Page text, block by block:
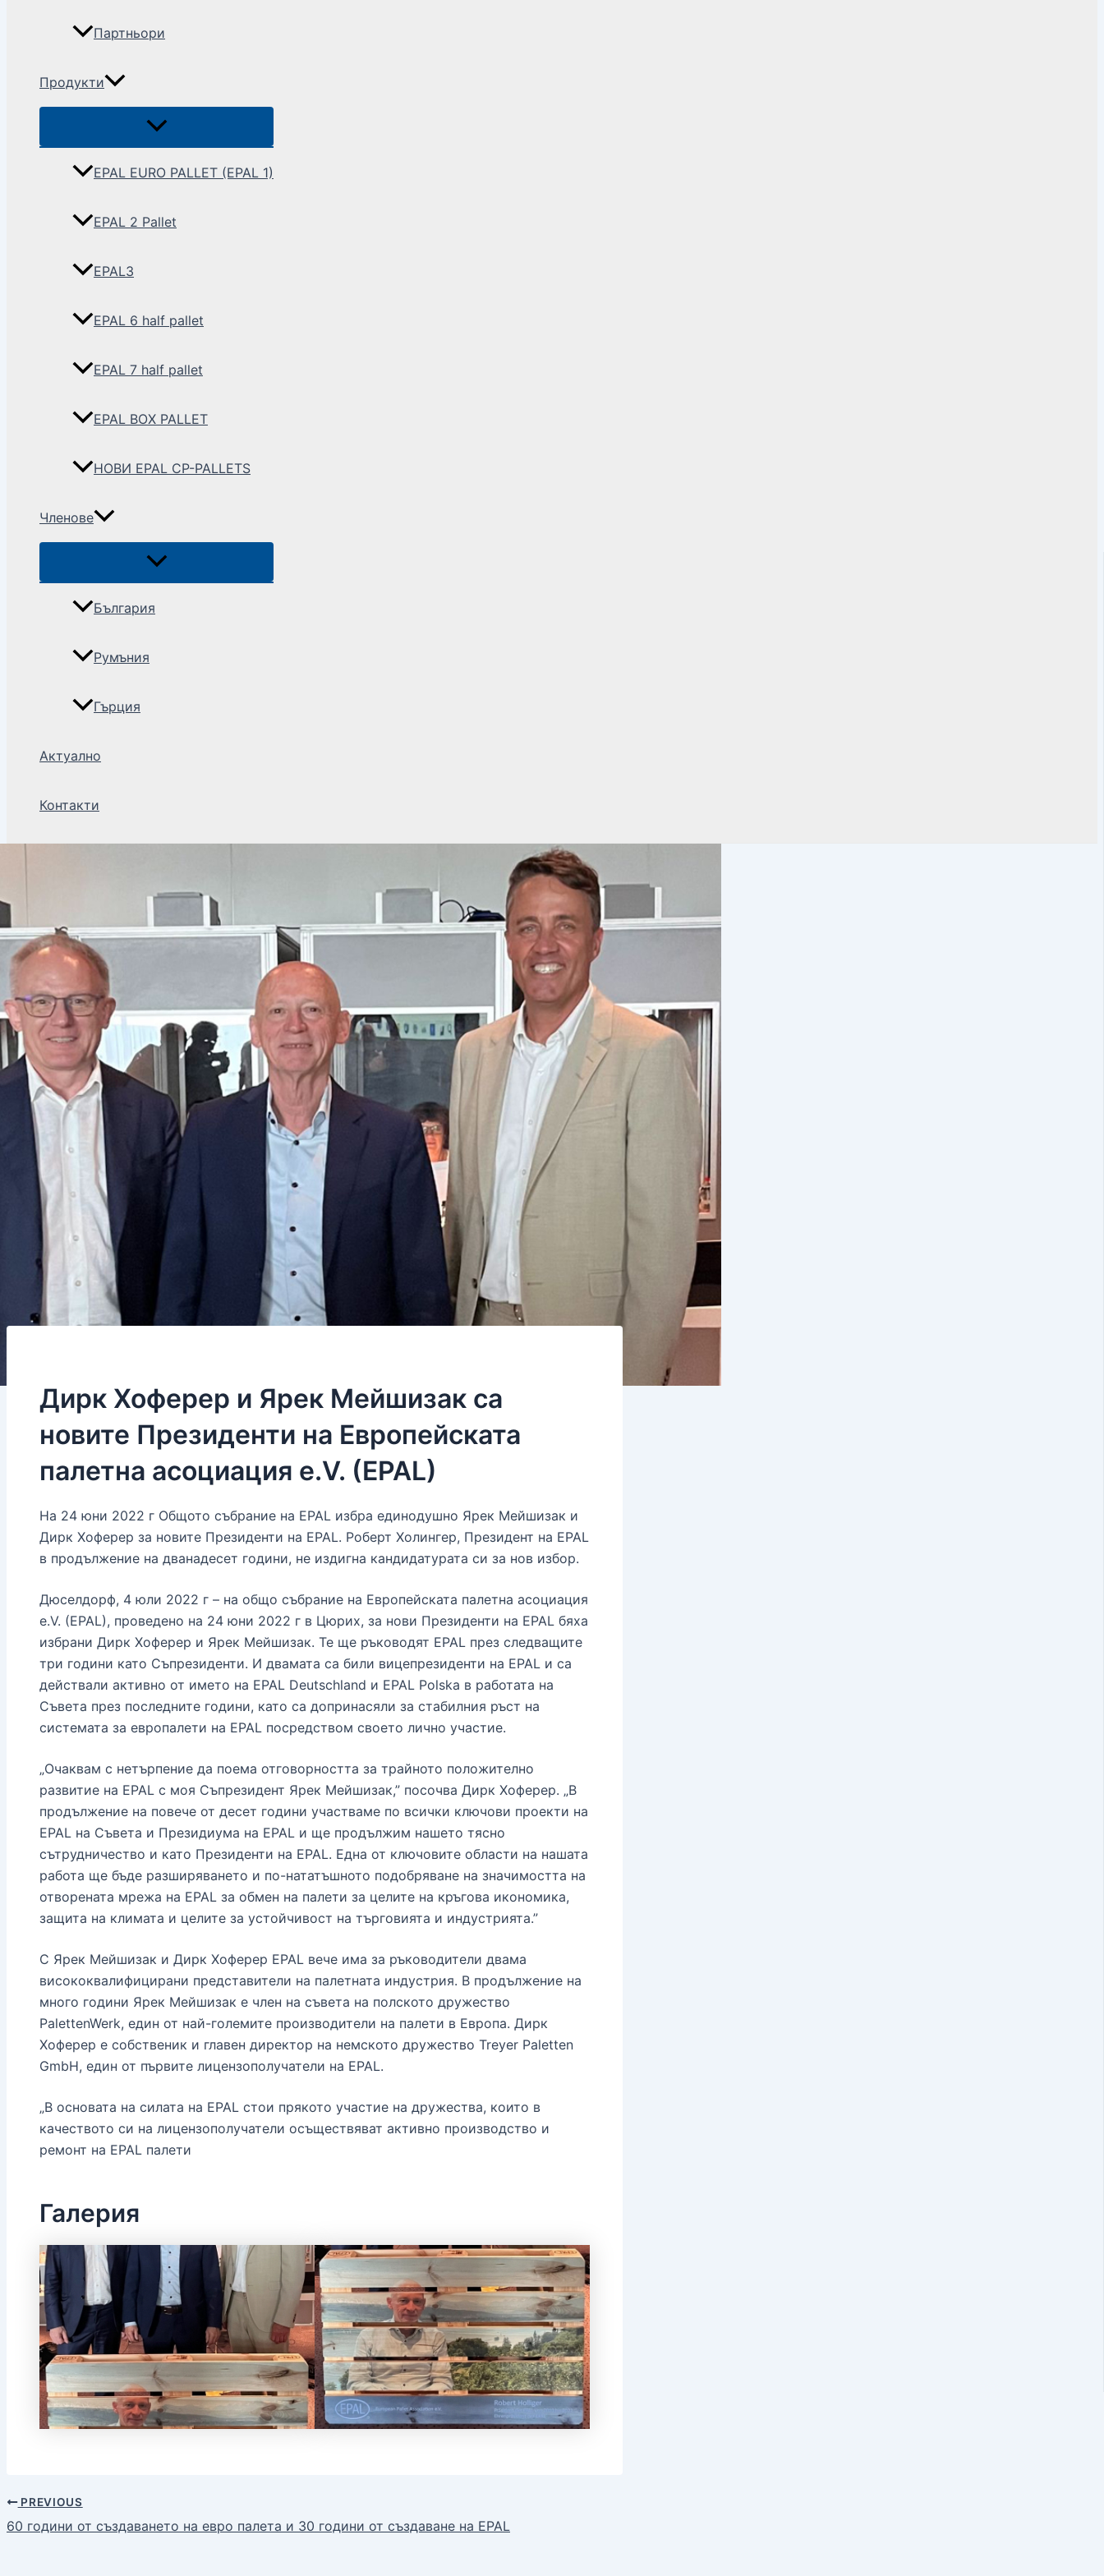
Партньори
Продукти
EPAL EURO PALLET (EPAL 1)
EPAL 2 Pallet
EPAL3
EPAL 6 half pallet
EPAL 7 half pallet
EPAL BOX PALLET
НОВИ EPAL CP-PALLETS
Членове
България
Румъния
Гърция
Актуално
Контакти
Дирк Хоферер и Ярек Мейшизак са
новите Президенти на Европейската
палетна асоциация e.V. (EPAL)
На 24 юни 2022 г Общото събрание на EPAL избра единодушно Ярек Мейшизак и
Дирк Хоферер за новите Президенти на EPAL. Роберт Холингер, Президент на EPAL
в продължение на дванадесет години, не издигна кандидатурата си за нов избор.
Дюселдорф, 4 юли 2022 г – на общо събрание на Европейската палетна асоциация
e.V. (EPAL), проведено на 24 юни 2022 г в Цюрих, за нови Президенти на EPAL бяха
избрани Дирк Хоферер и Ярек Мейшизак. Те ще ръководят EPAL през следващите
три години като Съпрезиденти. И двамата са били вицепрезиденти на EPAL и са
действали активно от името на EPAL Deutschland и EPAL Polska в работата на
Съвета през последните години, като са допринасяли за стабилния ръст на
системата за европалети на EPAL посредством своето лично участие.
„Очаквам с нетърпение да поема отговорността за трайното положително
развитие на EPAL с моя Съпрезидент Ярек Мейшизак,” посочва Дирк Хоферер. „В
продължение на повече от десет години участваме по всички ключови проекти на
EPAL на Съвета и Президиума на EPAL и ще продължим нашето тясно
сътрудничество и като Президенти на EPAL. Една от ключовите области на нашата
работа ще бъде разширяването и по-нататъшното подобряване на значимостта на
отворената мрежа на EPAL за обмен на палети за целите на кръгова икономика,
защита на климата и целите за устойчивост на търговията и индустрията.”
С Ярек Мейшизак и Дирк Хоферер EPAL вече има за ръководители двама
висококвалифицирани представители на палетната индустрия. В продължение на
много години Ярек Мейшизак е член на съвета на полското дружество
PalettenWerk, един от най-големите производители на палети в Европа. Дирк
Хоферер е собственик и главен директор на немското дружество Treyer Paletten
GmbH, един от първите лицензополучатели на EPAL.
„В основата на силата на EPAL стои прякото участие на дружества, които в
качеството си на лицензополучатели осъществяват активно производство и
ремонт на EPAL палети
Галерия
PREVIOUS
60 години от създаването на евро палета и 30 години от създаване на EPAL